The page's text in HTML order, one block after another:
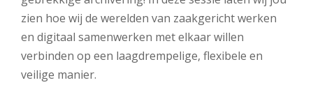
zien hoe wij de werelden van zaakgericht werken
en digitaal samenwerken met elkaar willen
verbinden op een laagdrempelige, flexibele en
veilige manier.